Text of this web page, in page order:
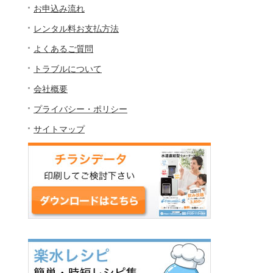
お申込み流れ
レンタル料お支払方法
よくあるご質問
トラブルについて
会社概要
プライバシー・ポリシー
サイトマップ